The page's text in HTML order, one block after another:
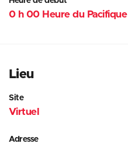
0 h 00 Heure du Pacifique
Lieu
Site
Virtuel
Adresse